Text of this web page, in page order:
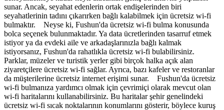
sunar. Ancak, seyahat edenlerin ortak endişelerinden biri
seyahatlerinin tadını çıkarırken bağlı kalabilmek için ücretsiz wi-fi
bulmaktır. Neyse ki, Fushun'da ücretsiz wi-fi bulma konusunda
bolca seçenek bulunmaktadır. Ya data ücretlerinden tasarruf etmek
istiyor ya da evdeki aile ve arkadaşlarınızla bağlı kalmak
istiyorsanız, Fushun'da rahatlıkla ücretsiz wi-fi bulabilirsiniz.
Parklar, müzeler ve turistik yerler gibi birçok halka açık alan
ziyaretçilere ücretsiz wi-fi sağlar. Ayrıca, bazı kafeler ve restoranlar
da müşterilerine ücretsiz internet erişimi sunar. Fushun'da ücretsiz
wi-fi bulmanıza yardımcı olmak için çevrimiçi olarak mevcut olan
wi-fi haritalarını kullanabilirsiniz. Bu haritalar şehir genelindeki
ücretsiz wi-fi sıcak noktalarının konumlarını gösterir, böylece kuruş